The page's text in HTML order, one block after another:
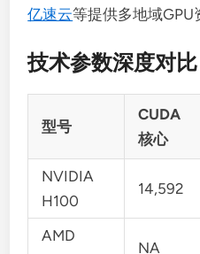
亿速云等提供多地域GPU
技术参数深度对比
型号
CUDA
核心
NVIDIA
H100
14,592
AMD
NA